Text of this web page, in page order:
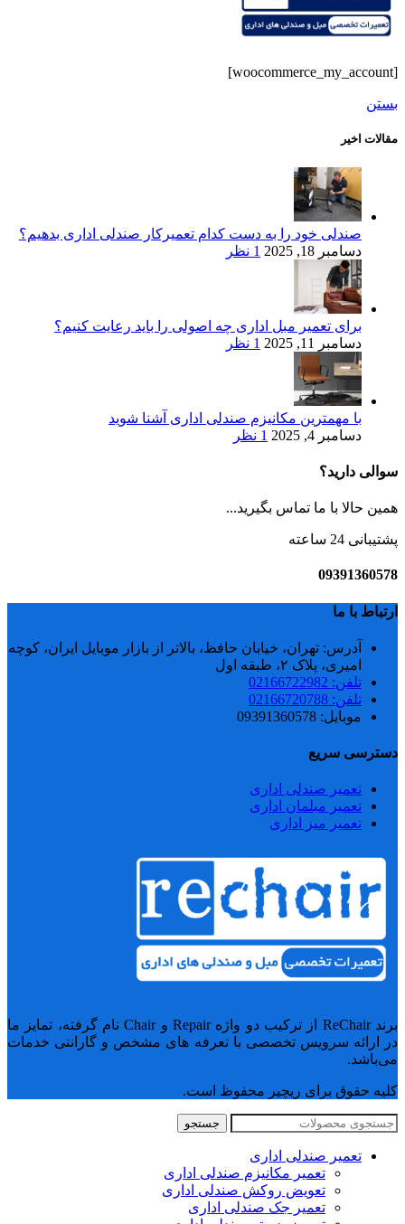
[woocommerce_my_account]
بستن
مقالات اخیر
صندلی خود را به دست کدام تعمیرکار صندلی اداری بدهیم؟
دسامبر 18, 2025
1 نظر
برای تعمیر مبل اداری چه اصولی را باید رعایت کنیم؟
دسامبر 11, 2025
1 نظر
با مهمترین مکانیزم صندلی اداری آشنا شوید
دسامبر 4, 2025
1 نظر
سوالی دارید؟
همین حالا با ما تماس بگیرید...
پشتیبانی 24 ساعته
09391360578
ارتباط با ما
آدرس: تهران، خیابان حافظ، بالاتر از بازار موبایل ایران، کوچه
امیری، پلاک ۲، طبقه اول
تلفن: 02166722982
تلفن: 02166720788
موبایل: 09391360578
دسترسی سریع
تعمیر صندلی اداری
تعمیر مبلمان اداری
تعمیر میز اداری
برند ReChair از ترکیب دو واژه Repair و Chair نام گرفته، تمایز ما
در ارائه سرویس تخصصی با تعرفه های مشخص و گارانتی خدمات
می‌باشد.
کلیه حقوق برای ریچیر محفوظ است.
جستجو
تعمیر صندلی اداری
تعمیر مکانیزم صندلی اداری
تعویض روکش صندلی اداری
تعمیر جک صندلی اداری